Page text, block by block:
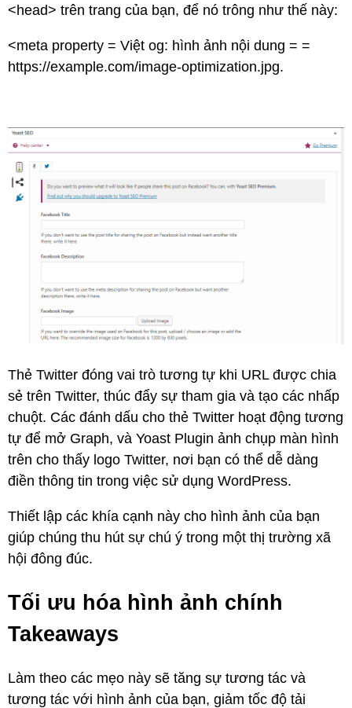
<head> trên trang của bạn, để nó trông như thế này:
<meta property = Việt og: hình ảnh nội dung = =
https://example.com/image-optimization.jpg.
Thẻ Twitter đóng vai trò tương tự khi URL được chia
sẻ trên Twitter, thúc đẩy sự tham gia và tạo các nhấp
chuột. Các đánh dấu cho thẻ Twitter hoạt động tương
tự để mở Graph, và Yoast Plugin ảnh chụp màn hình
trên cho thấy logo Twitter, nơi bạn có thể dễ dàng
điền thông tin trong việc sử dụng WordPress.
Thiết lập các khía cạnh này cho hình ảnh của bạn
giúp chúng thu hút sự chú ý trong một thị trường xã
hội đông đúc.
Tối ưu hóa hình ảnh chính
Takeaways
Làm theo các mẹo này sẽ tăng sự tương tác và
tương tác với hình ảnh của bạn, giảm tốc độ tải